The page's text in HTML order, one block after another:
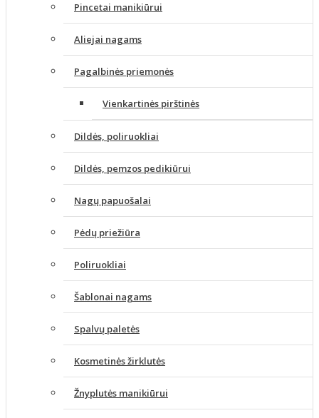
Pincetai manikiūrui
Aliejai nagams
Pagalbinės priemonės
Vienkartinės pirštinės
Dildės, poliruokliai
Dildės, pemzos pedikiūrui
Nagų papuošalai
Pėdų priežiūra
Poliruokliai
Šablonai nagams
Spalvų paletės
Kosmetinės žirklutės
Žnyplutės manikiūrui